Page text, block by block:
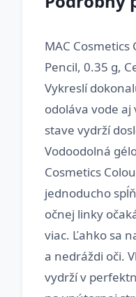
MAC Cosmetics
Pencil, 0.35 g,
Vykreslí
odoláva vode
stave vydrží
Vodoodolná
Cosmetics
jednoducho
očnej linky
viac. Ľahko sa
a nedráždi oči.
vydrží v